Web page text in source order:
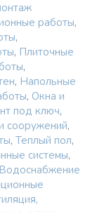
работы,
,
, Плиточные
,
, Напольные
, Окна и
под ключ,
сооружений,
, Теплый пол,
системы,
Водоснабжение